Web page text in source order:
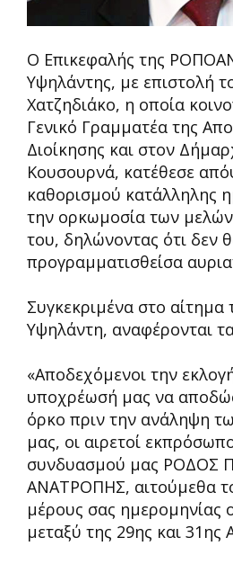
Ο Επικεφαλής της
Υψηλάντης, με επιστολή
Χατζηδιάκο, η οποία
Γενικό Γραμματέα της
Διοίκησης και στον
Κουσουρνά, κατέθεσε
καθορισμού κατάλληλης
την ορκωμοσία των
του, δηλώνοντας ότι δεν
προγραμματισθείσα
Συγκεκριμένα στο αίτημα
Υψηλάντη, αναφέρονται
«Αποδεχόμενοι την
υποχρέωσή μας να
όρκο πριν την ανάληψη
μας, οι αιρετοί
συνδυασμού μας ΡΟΔΟΣ
ΑΝΑΤΡΟΠΗΣ, αιτούμεθα
μέρους σας ημερομηνίας
μεταξύ της 29ης και 31ης